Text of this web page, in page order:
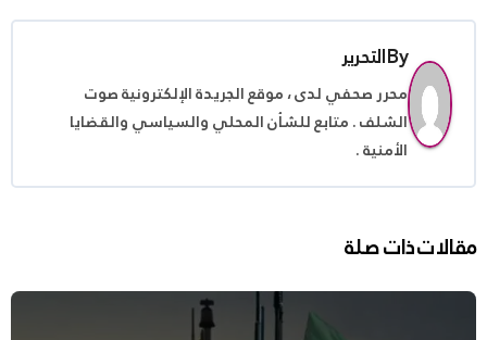
Byالتحرير
محرر صحفي لدى ، موقع الجريدة الإلكترونية صوت
الشلف . متابع للشأن المحلي والسياسي والقضايا
الأمنية .
مقالات ذات صلة